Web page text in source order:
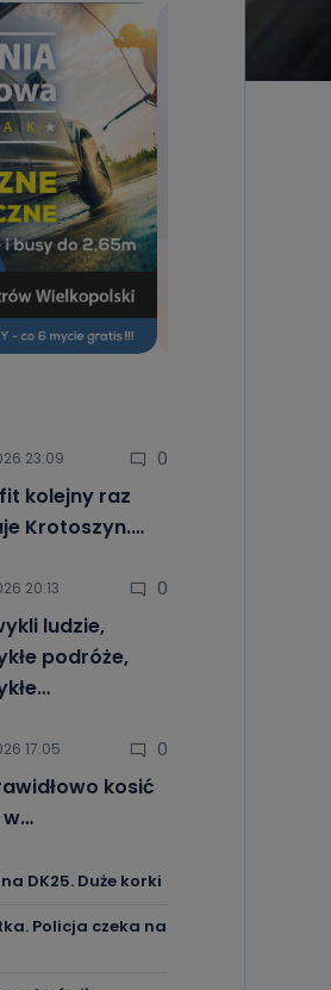
23:09 0
kolejny raz
Krotoszyn.…
20:13 0
ludzie,
podróże,
17:05 0
kosić
DK25. Duże korki
Policja czeka na